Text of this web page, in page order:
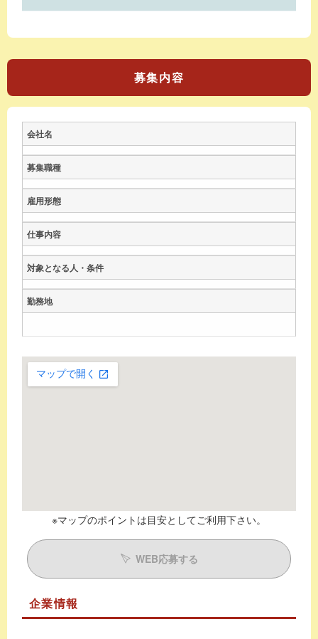
募集内容
会社名
募集職種
雇用形態
仕事内容
対象となる人・条件
勤務地
※マップのポイントは目安としてご利用下さい。
WEB応募する
企業情報